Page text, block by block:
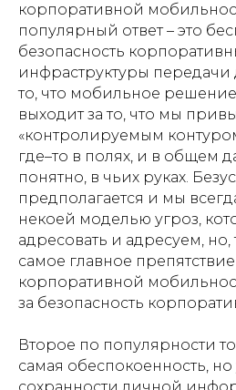
корпоративной
популярный ответ – это
безопасность
инфраструктуры передачи
то, что мобильное
выходит за то, что мы
«контролируемым
где–то в полях, и в общем
понятно, в чьих руках.
предполагается и мы
некоей моделью угроз,
адресовать и адресуем,
самое главное
корпоративной
за безопасность
Второе по популярности
самая обеспокоенность,